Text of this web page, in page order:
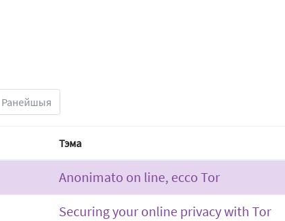
Ранейшыя
Тэма
Anonimato on line, ecco Tor
Securing your online privacy with Tor